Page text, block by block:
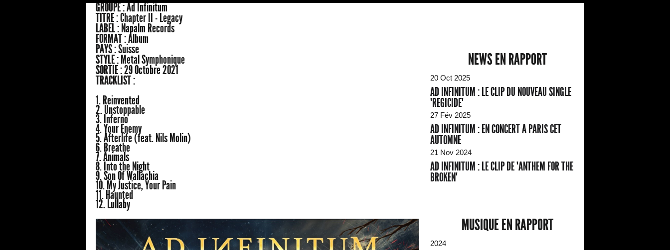
GROUPE :Ad Infinitum
TITRE :Chapter II - Legacy
LABEL : Napalm Records
FORMAT :Album
PAYS :Suisse
STYLE : Metal Symphonique
SORTIE :29 Octobre 2021
TRACKLIST :
1. Reinvented
2. Unstoppable
3. Inferno
4. Your Enemy
5. Afterlife (feat. Nils Molin)
6. Breathe
7. Animals
8. Into the Night
9. Son Of Wallachia
10. My Justice, Your Pain
11. Haunted
12. Lullaby
NEWS EN RAPPORT
20 Oct 2025
AD INFINITUM : LE CLIP DU NOUVEAU SINGLE
"REGICIDE"
27 Fév 2025
AD INFINITUM : EN CONCERT A PARIS CET
AUTOMNE
21 Nov 2024
AD INFINITUM : LE CLIP DE "ANTHEM FOR THE
BROKEN"
MUSIQUE EN RAPPORT
2024